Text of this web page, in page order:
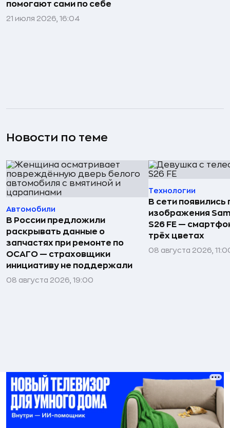
помогают сами по себе
21 июля 2026, 16:04
Новости по теме
Автомобили
В России предложили
раскрывать данные о
запчастях при ремонте по
ОСАГО — страховщики
инициативу не поддержали
08 августа 2026, 19:00
Технологии
В сети появились
изображения
S26 FE —
трёх цветах
08 августа 2026,